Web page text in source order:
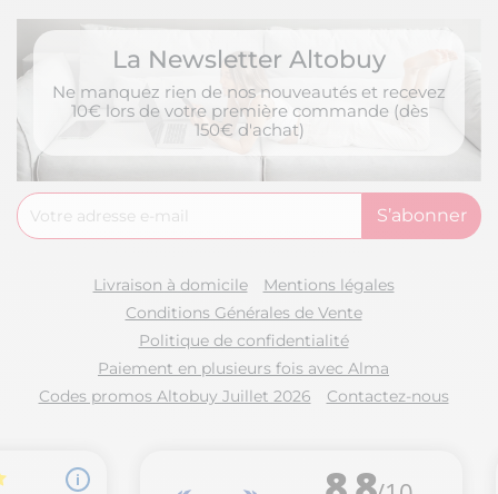
La Newsletter Altobuy
Ne manquez rien de nos nouveautés et recevez
10€ lors de votre première commande (dès
150€ d'achat)
Livraison à domicile
Mentions légales
Conditions Générales de Vente
Politique de confidentialité
Paiement en plusieurs fois avec Alma
Codes promos Altobuy Juillet 2026
Contactez-nous